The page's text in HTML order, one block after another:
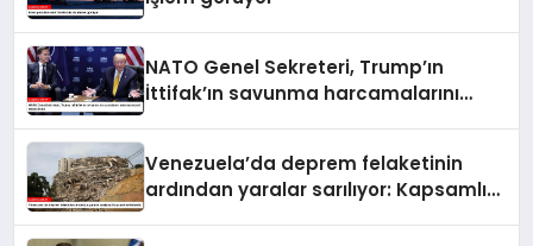
NATO Genel Sekreteri, Trump’ın
İttifak’ın savunma harcamalarını
Venezuela’da deprem felaketinin
ardından yaralar sarılıyor: Kapsamlı